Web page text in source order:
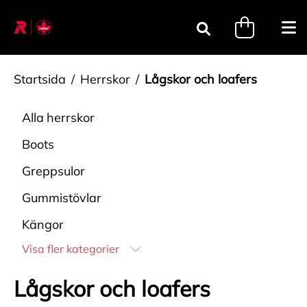
Sök
Startsida Herrskor Lågskor och loafers
Alla herrskor
Boots
Greppsulor
Gummistövlar
Kängor
Visa fler kategorier
Lågskor och loafers